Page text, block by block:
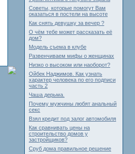
Советы, которые помогут Вам
оказаться в постели на высоте
Как снять девушку за вечер ?
О чём тебе может рассказать её
дом?
Модель съема в клубе
Развенчиваем мифы о женщинах
Низко о высоком или наоборот?
Ойбек Наджимов. Как узнать
характер человека по его подписи
часть 2
Чаша дерьма.
Почему мужчины любят анальный
секс
Взял кредит под залог автомобиля
Как сравнивать цены на
строительство домов у
застройщиков?
Сруб дома правильное решение